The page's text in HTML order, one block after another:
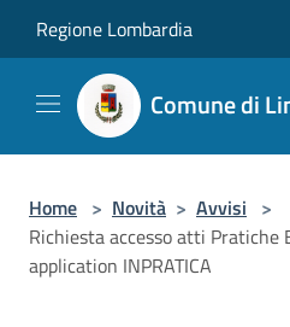
Regione Lombardia
Comune di
Home > Novità > Avvisi >
Richiesta accesso atti Pratiche
application INPRATICA